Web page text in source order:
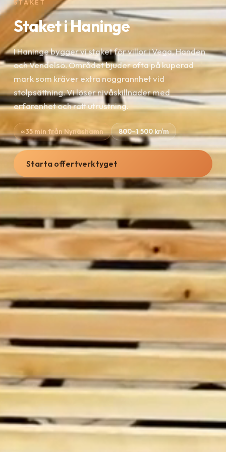
STAKET
Staket i Haninge
I Haninge bygger vi staket för villor i Vega, Handen
och Vendelsö. Området bjuder ofta på kuperad
mark som kräver extra noggrannhet vid
stolpsättning. Vi löser nivåskillnader med
erfarenhet och rätt utrustning.
≈35 min från Nynäshamn 800–1 500 kr/m
Starta offertverktyget